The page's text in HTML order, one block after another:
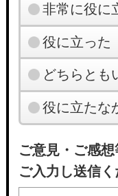
非常に役に
役に立った
どちらとも
役に立たな
ご意見・ご感
ご入力し送信く